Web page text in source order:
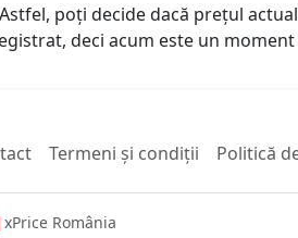
poți decide dacă prețul
deci acum este un
Termeni și condiții Politică
xPrice România